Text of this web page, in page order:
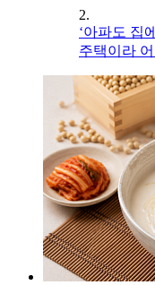
2.
‘아파도 집
주택이라